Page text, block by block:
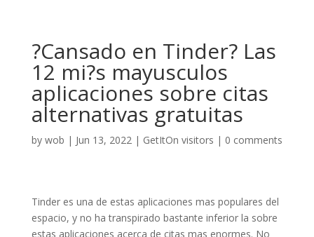
?Cansado en Tinder? Las
12 mi?s mayusculos
aplicaciones sobre citas
alternativas gratuitas
by wob | Jun 13, 2022| GetItOn visitors | 0 comments
Tinder es una de estas aplicaciones mas populares del
espacio, y no ha transpirado bastante inferior la sobre
estas aplicaciones acerca de citas mas enormes. No